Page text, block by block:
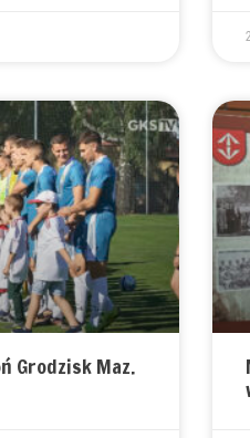
Grodzisk Maz.